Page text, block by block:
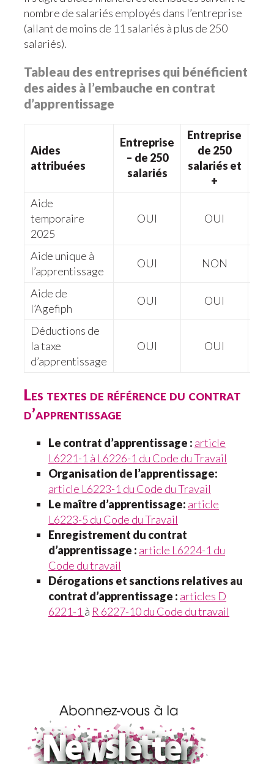
nombre de salariés employés dans l’entreprise
(allant de moins de 11 salariés à plus de 250
salariés).
Tableau des entreprises qui bénéficient
des aides à l’embauche en contrat
d’apprentissage
Aides
attribuées
Entreprise
– de 250
salariés
Entreprise
de 250
salariés et
+
Aide
temporaire
2025
OUI OUI
Aide unique à
l’apprentissage
OUI NON
Aide de
l’Agefiph
OUI OUI
Déductions de
la taxe
d’apprentissage
OUI OUI
Les textes de référence du contrat
d’apprentissage
Le contrat d’apprentissage : article
L6221-1 à L6226-1 du Code du Travail
Organisation de l’apprentissage:
article L6223-1 du Code du Travail
Le maître d’apprentissage: article
L6223-5 du Code du Travail
Enregistrement du contrat
d’apprentissage : article L6224-1 du
Code du travail
Dérogations et sanctions relatives au
contrat d’apprentissage : articles D
6221-1 à R 6227-10 du Code du travail